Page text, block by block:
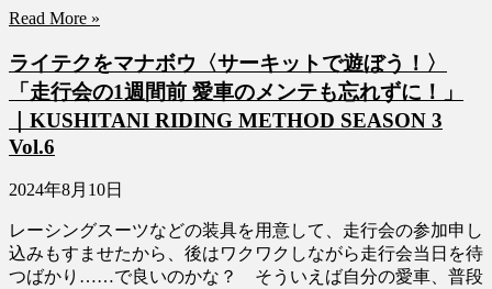
Read More »
ライテクをマナボウ〈サーキットで遊ぼう！〉
「走行会の1週間前 愛車のメンテも忘れずに！」
｜KUSHITANI RIDING METHOD SEASON 3
Vol.6
2024年8月10日
レーシングスーツなどの装具を用意して、走行会の参加申し
込みもすませたから、後はワクワクしながら走行会当日を待
つばかり……で良いのかな？ そういえば自分の愛車、普段